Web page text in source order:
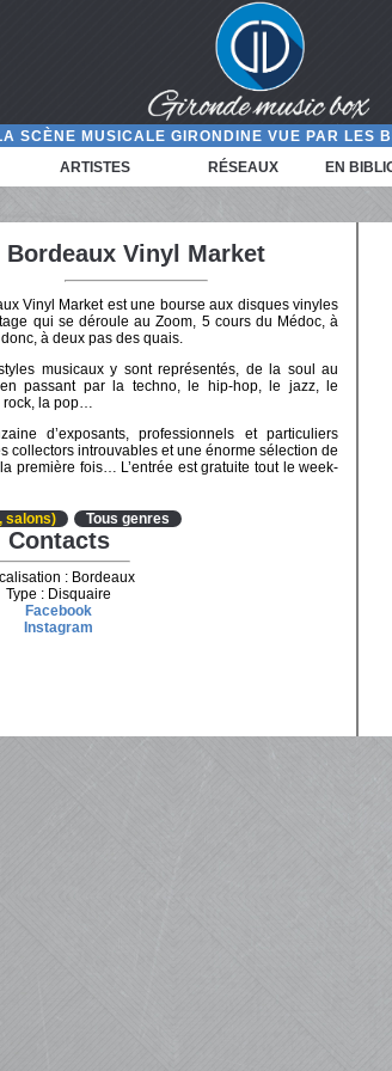
SCÈNE MUSICALE GIRONDINE VUE PAR LES
ARTISTES RÉSEAUX EN
Bordeaux Vinyl Market
Vinyl Market est une bourse aux disques vinyles
qui se déroule au Zoom, 5 cours du Médoc, à
à deux pas des quais.
musicaux y sont représentés, de la soul au
passant par la techno, le hip-hop, le jazz, le
rock, la pop…
d’exposants, professionnels et particuliers
collectors introuvables et une énorme sélection de
première fois… L’entrée est gratuite tout le week-
salons) Tous genres
Contacts
: Bordeaux
Type : Disquaire
Facebook
Instagram